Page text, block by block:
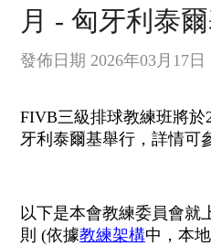
月 - 匈牙利泰
發佈日期 2026年03月17日
FIVB三級排球教練班將於
牙利泰爾基舉行，詳情可
以下是本會教練委員會就
則 (依據教練架構中，本